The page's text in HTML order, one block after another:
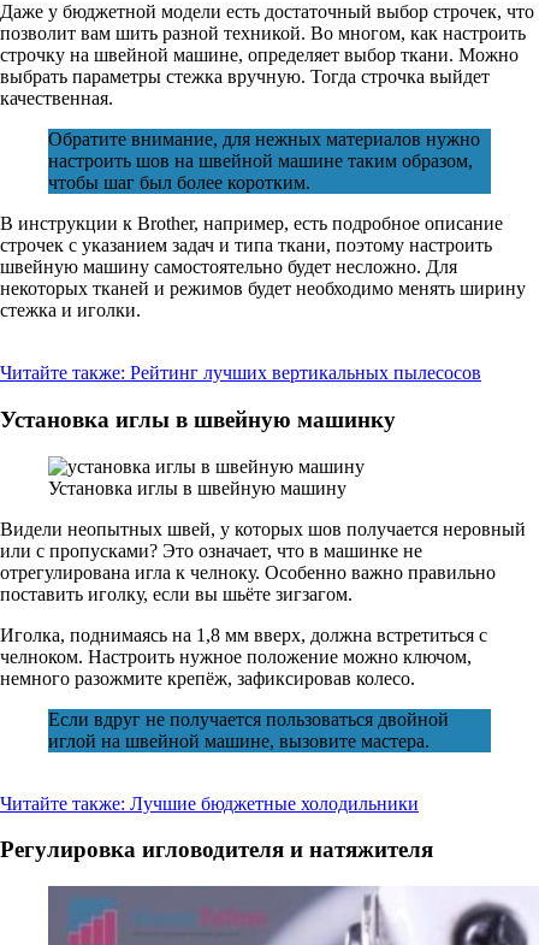
Даже у бюджетной модели есть достаточный выбор строчек, что
позволит вам шить разной техникой. Во многом, как настроить
строчку на швейной машине, определяет выбор ткани. Можно
выбрать параметры стежка вручную. Тогда строчка выйдет
качественная.
Обратите внимание, для нежных материалов нужно
настроить шов на швейной машине таким образом,
чтобы шаг был более коротким.
В инструкции к Brother, например, есть подробное описание
строчек с указанием задач и типа ткани, поэтому настроить
швейную машину самостоятельно будет несложно. Для
некоторых тканей и режимов будет необходимо менять ширину
стежка и иголки.
Читайте также: Рейтинг лучших вертикальных пылесосов
Установка иглы в швейную машинку
Установка иглы в швейную машину
Видели неопытных швей, у которых шов получается неровный
или с пропусками? Это означает, что в машинке не
отрегулирована игла к челноку. Особенно важно правильно
поставить иголку, если вы шьёте зигзагом.
Иголка, поднимаясь на 1,8 мм вверх, должна встретиться с
челноком. Настроить нужное положение можно ключом,
немного разожмите крепёж, зафиксировав колесо.
Если вдруг не получается пользоваться двойной
иглой на швейной машине, вызовите мастера.
Читайте также: Лучшие бюджетные холодильники
Регулировка игловодителя и натяжителя